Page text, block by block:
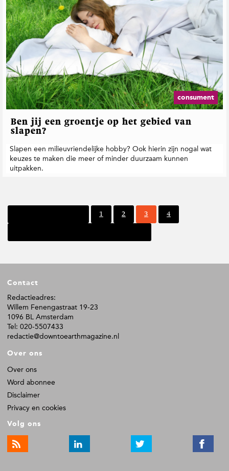
consument
Ben jij een groentje op het gebied van
slapen?
Slapen een milieuvriendelijke hobby? Ook hierin zijn nogal wat
keuzes te maken die meer of minder duurzaam kunnen
uitpakken.
P
i
a
1
P
i
a
2
P
a
i
a
3
P
a
a
4
oContact
Redactieadres:
Willem Fenengastraat 19-23
1096 BL Amsterdam
Tel: 020-5507433
redactie@downtoearthmagazine.nl
Over ons
Over ons
Word abonnee
Disclaimer
Privacy en cookies
Volg ons